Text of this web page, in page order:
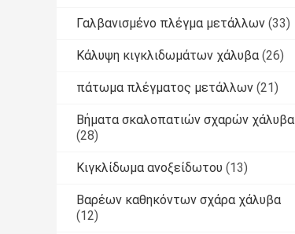
Γαλβανισμένο πλέγμα μετάλλων (33)
Κάλυψη κιγκλιδωμάτων χάλυβα (26)
πάτωμα πλέγματος μετάλλων (21)
Βήματα σκαλοπατιών σχαρών χάλυβα
(28)
Κιγκλίδωμα ανοξείδωτου (13)
Βαρέων καθηκόντων σχάρα χάλυβα
(12)